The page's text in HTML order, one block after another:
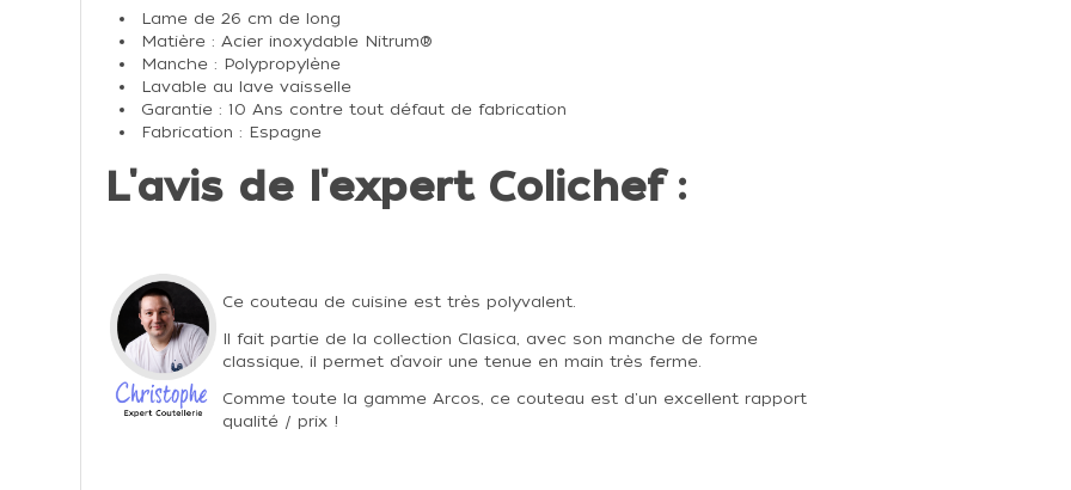
Lame de 26 cm de long
Matière : Acier inoxydable Nitrum®
Manche : Polypropylène
Lavable au lave vaisselle
Garantie : 10 Ans contre tout défaut de fabrication
Fabrication : Espagne
L'avis de l'expert Colichef :
Ce couteau de cuisine est très polyvalent.
Il fait partie de la collection Clasica, avec son manche de forme
classique, il permet d’avoir une tenue en main très ferme.
Comme toute la gamme Arcos, ce couteau est d'un excellent rapport
qualité / prix !